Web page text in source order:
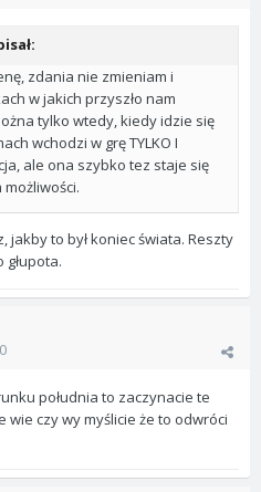
zdania nie zmieniam i
w jakich przyszło nam
tylko wtedy, kiedy idzie się
wchodzi w grę TYLKO I
ale ona szybko tez staje się
jakby to był koniec świata. Reszty
południa to zaczynacie te
czy wy myślicie że to odwróci